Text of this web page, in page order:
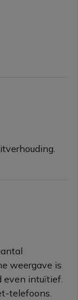
weergave is
even intuïtief.
telefoons.